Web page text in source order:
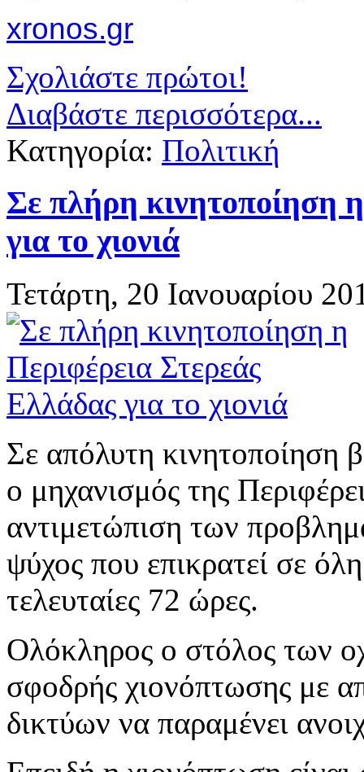
xronos.gr
Σχολιάστε πρώτοι!
Διαβάστε περισσότερα...
Κατηγορία: Πολιτική
Σε πλήρη κινητοποίηση
για το χιονιά
Τετάρτη, 20 Ιανουαρίου
Σε απόλυτη κινητοποίηση
ο μηχανισμός της
αντιμετώπιση των
ψύχος που επικρατεί σε
τελευταίες 72 ώρες.
Ολόκληρος ο στόλος των
σφοδρής χιονόπτωσης με
δικτύων να παραμένει